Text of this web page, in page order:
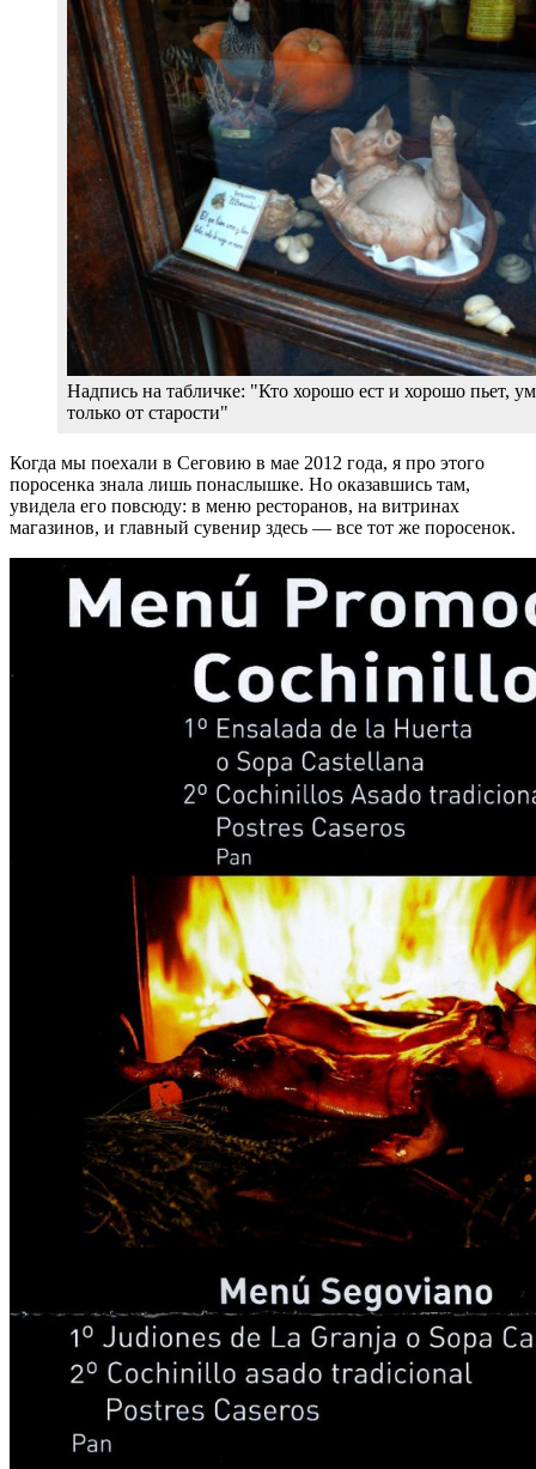
Надпись на табличке: "Кто хорошо ест и хорошо пьет,
только от старости"
Когда мы поехали в Сеговию в мае 2012 года, я про этого
поросенка знала лишь понаслышке. Но оказавшись там,
увидела его повсюду: в меню ресторанов, на витринах
магазинов, и главный сувенир здесь — все тот же поросенок.